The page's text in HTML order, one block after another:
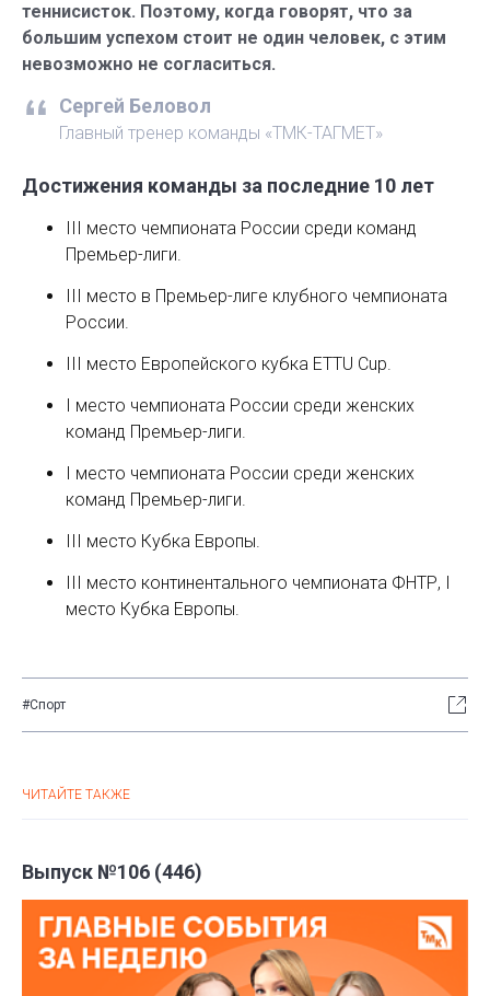
теннисисток. Поэтому, когда говорят, что за
большим успехом стоит не один человек, с этим
невозможно не согласиться.
Сергей Беловол
Главный тренер команды «ТМК-ТАГМЕТ»
Достижения команды за последние 10 лет
III место чемпионата России среди команд
Премьер-лиги.
III место в Премьер-лиге клубного чемпионата
России.
III место Европейского кубка ETTU Cup.
I место чемпионата России среди женских
команд Премьер-лиги.
I место чемпионата России среди женских
команд Премьер-лиги.
III место Кубка Европы.
III место континентального чемпионата ФНТР, I
место Кубка Европы.
#Спорт
ЧИТАЙТЕ ТАКЖЕ
Выпуск №106 (446)